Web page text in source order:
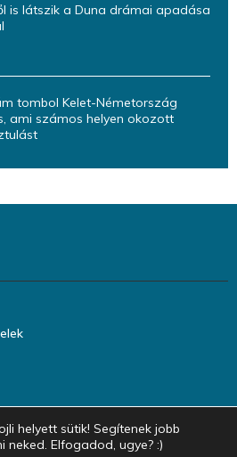
is látszik a Duna drámai apadása
tombol Kelet-Németország
ami számos helyen okozott
helyett sütik! Segítenek jobb
Elfogadod, ugye? :)